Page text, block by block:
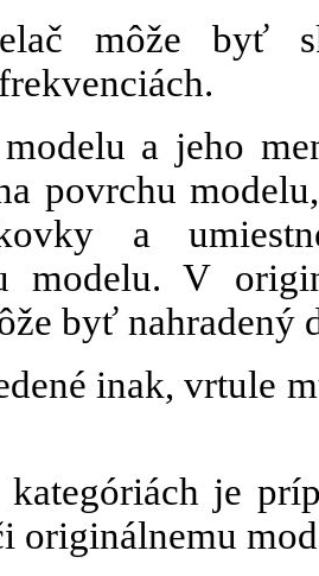
môže byť
a jeho
povrchu
a
modelu. V
byť nahradený
inak, vrtule
je
originálnemu